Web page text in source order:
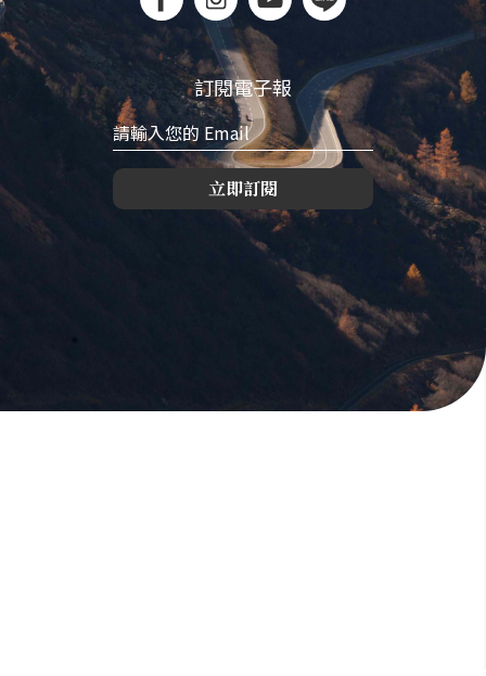
訂閱電子報
立即訂閱